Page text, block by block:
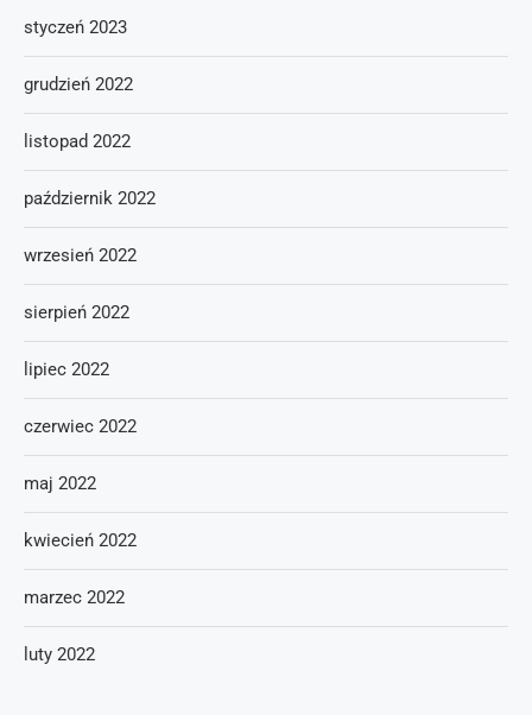
styczeń 2023
grudzień 2022
listopad 2022
październik 2022
wrzesień 2022
sierpień 2022
lipiec 2022
czerwiec 2022
maj 2022
kwiecień 2022
marzec 2022
luty 2022